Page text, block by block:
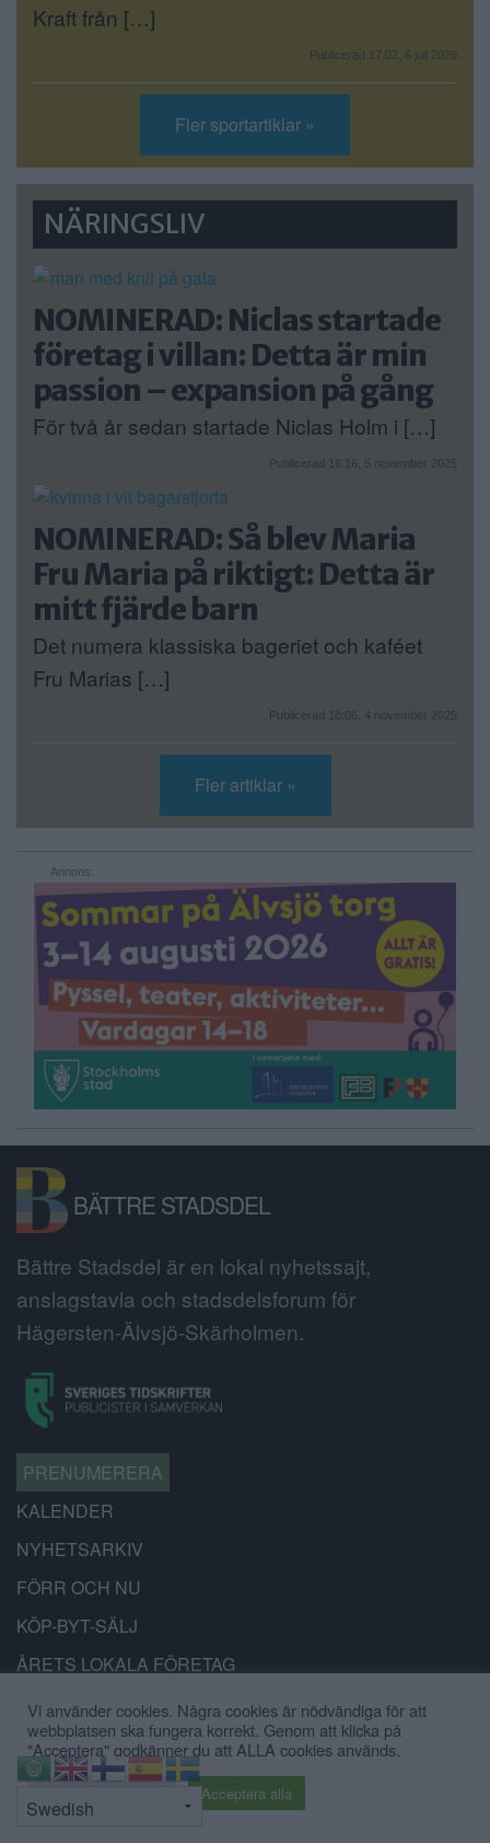
Kraft från […]
Publicerad 17:02, 6 juli 2026
Fler sportartiklar »
NÄRINGSLIV
NOMINERAD: Niclas startade
företag i villan: Detta är min
passion – expansion på gång
För två år sedan startade Niclas Holm i […]
Publicerad 16:16, 5 november 2025
NOMINERAD: Så blev Maria
Fru Maria på riktigt: Detta är
mitt fjärde barn
Det numera klassiska bageriet och kaféet
Fru Marias […]
Publicerad 18:06, 4 november 2025
Fler artiklar »
Annons:
BÄTTRE STADSDEL
Bättre Stadsdel är en lokal nyhetssajt,
anslagstavla och stadsdelsforum för
Hägersten-Älvsjö-Skärholmen.
PRENUMERERA
KALENDER
NYHETSARKIV
FÖRR OCH NU
KÖP-BYT-SÄLJ
ÅRETS LOKALA FÖRETAG
ANNONSERA
Tipsa:
redaktionen@battrestadsdel.se
Vi använder cookies. Några cookies är nödvändiga för att
webbplatsen ska fungera korrekt. Genom att klicka på
"Acceptera" godkänner du att ALLA cookies används.
Acceptera alla